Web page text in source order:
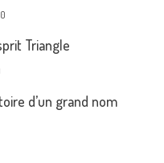
0
Triangle
d’un grand nom